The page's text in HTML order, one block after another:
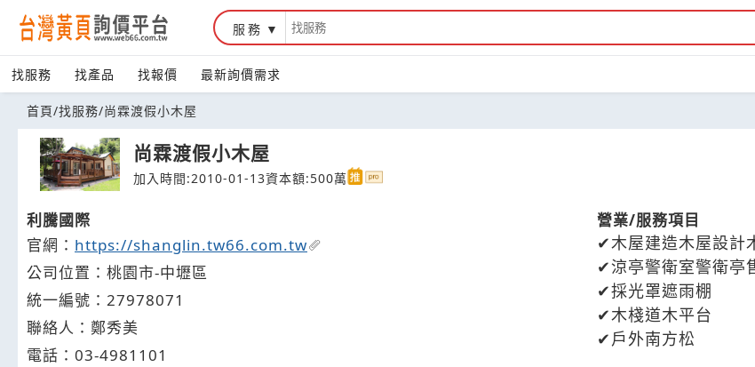
台灣黃頁詢價平台
服務
找服務 找產品 找報價 最新詢價需求
首頁/找服務/尚霖渡假小木屋
尚霖渡假小木屋
加入時間:2010-01-13資本額:500萬
利騰國際
官網： https://shanglin.tw66.com.tw
公司位置：桃園市-中壢區
統一編號：27978071
聯絡人：鄭秀美
電話： 03-4981 101
營業/服務項目
木屋建造木屋設計
涼亭警衛室警衛亭
採光罩遮雨棚
木棧道木平台
戶外南方松